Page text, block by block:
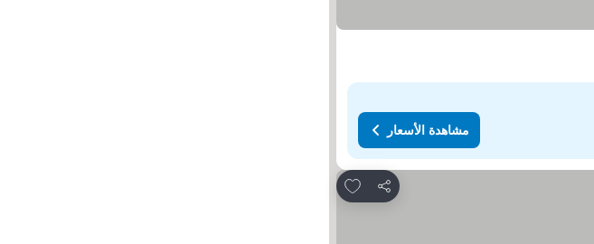
مشاهدة الأسعار
مشاركة
Add to favorites